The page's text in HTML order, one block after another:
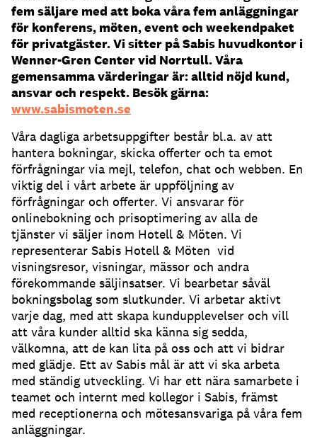
fem säljare med att boka våra fem anläggningar
för konferens, möten, event och weekendpaket
för privatgäster. Vi sitter på Sabis huvudkontor i
Wenner-Gren Center vid Norrtull.Våra
gemensamma värderingar är: alltid nöjd kund,
ansvar och respekt. Besök gärna:
www.sabismoten.se
Våra dagliga arbetsuppgifter består bl.a. av att
hantera bokningar, skicka offerter och ta emot
förfrågningar via mejl, telefon, chat och webben. En
viktig del i vårt arbete är uppföljning av
förfrågningar och offerter. Vi ansvarar för
onlinebokning och prisoptimering av alla de
tjänster vi säljer inom Hotell & Möten. Vi
representerar Sabis Hotell & Möten vid
visningsresor, visningar, mässor och andra
förekommande säljinsatser. Vi bearbetar såväl
bokningsbolag som slutkunder. Vi arbetar aktivt
varje dag, med att skapa kundupplevelser och vill
att våra kunder alltid ska känna sig sedda,
välkomna, att de kan lita på oss och att vi bidrar
med glädje. Ett av Sabis mål är att vi ska arbeta
med ständig utveckling. Vi har ett nära samarbete i
teamet och internt med kollegor i Sabis, främst
med receptionerna och mötesansvariga på våra fem
anläggningar.